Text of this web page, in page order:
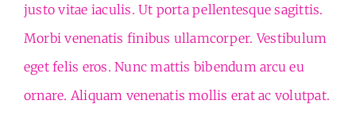
justo vitae iaculis. Ut porta pellentesque sagittis.
Morbi venenatis finibus ullamcorper. Vestibulum
eget felis eros. Nunc mattis bibendum arcu eu
ornare. Aliquam venenatis mollis erat ac volutpat.